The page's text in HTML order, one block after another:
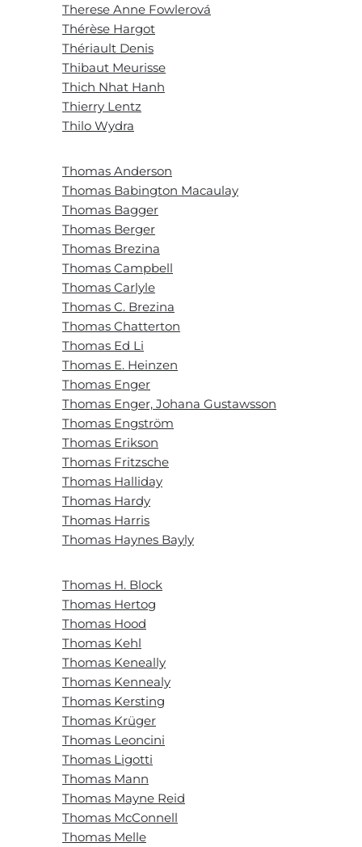
Therese Anne Fowlerová
Thérèse Hargot
Thériault Denis
Thibaut Meurisse
Thich Nhat Hanh
Thierry Lentz
Thilo Wydra
Thomas Anderson
Thomas Babington Macaulay
Thomas Bagger
Thomas Berger
Thomas Brezina
Thomas Campbell
Thomas Carlyle
Thomas C. Brezina
Thomas Chatterton
Thomas Ed Li
Thomas E. Heinzen
Thomas Enger
Thomas Enger, Johana Gustawsson
Thomas Engström
Thomas Erikson
Thomas Fritzsche
Thomas Halliday
Thomas Hardy
Thomas Harris
Thomas Haynes Bayly
Thomas H. Block
Thomas Hertog
Thomas Hood
Thomas Kehl
Thomas Keneally
Thomas Kennealy
Thomas Kersting
Thomas Krüger
Thomas Leoncini
Thomas Ligotti
Thomas Mann
Thomas Mayne Reid
Thomas McConnell
Thomas Melle